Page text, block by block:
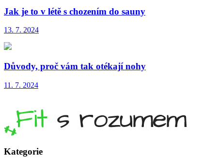
Jak je to v létě s chozením do sauny
13. 7. 2024
Důvody, proč vám tak otékají nohy
11. 7. 2024
Kategorie